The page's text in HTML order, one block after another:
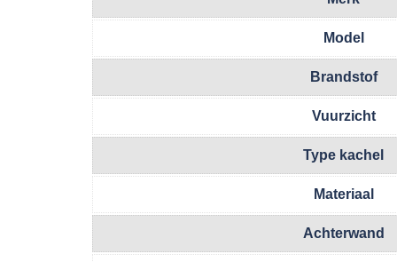
Model
Brandstof
Vuurzicht
Type kachel
Materiaal
Achterwand